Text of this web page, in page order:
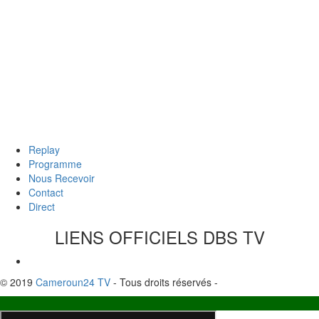
Replay
Programme
Nous Recevoir
Contact
Direct
LIENS OFFICIELS DBS TV
© 2019 Cameroun24 TV - Tous droits réservés -